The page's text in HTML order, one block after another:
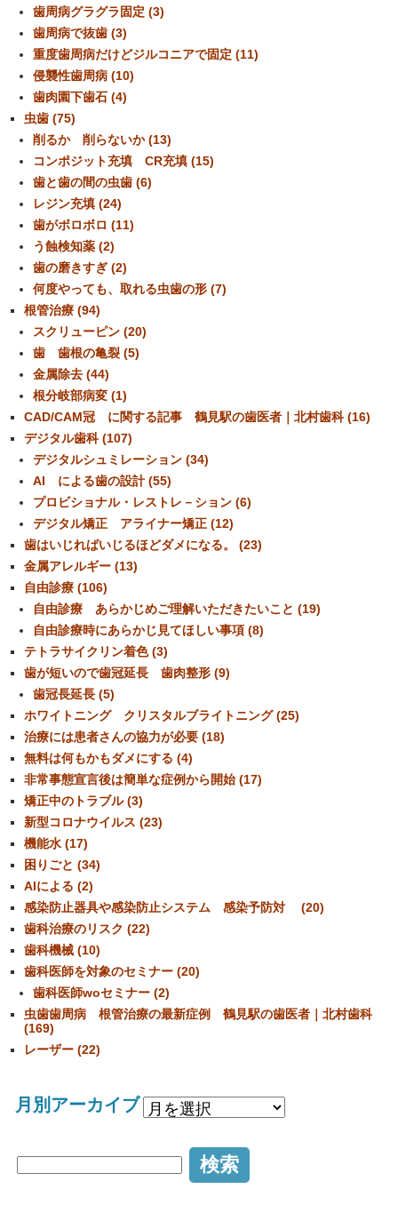
歯周病グラグラ固定 (3)
歯周病で抜歯 (3)
重度歯周病だけどジルコニアで固定 (11)
侵襲性歯周病 (10)
歯肉園下歯石 (4)
虫歯 (75)
削るか 削らないか (13)
コンポジット充填 CR充填 (15)
歯と歯の間の虫歯 (6)
レジン充填 (24)
歯がボロボロ (11)
う蝕検知薬 (2)
歯の磨きすぎ (2)
何度やっても、取れる虫歯の形 (7)
根管治療 (94)
スクリューピン (20)
歯 歯根の亀裂 (5)
金属除去 (44)
根分岐部病変 (1)
CAD/CAM冠 に関する記事 鶴見駅の歯医者｜北村歯科 (16)
デジタル歯科 (107)
デジタルシュミレーション (34)
AI による歯の設計 (55)
プロビショナル・レストレ－ション (6)
デジタル矯正 アライナー矯正 (12)
歯はいじればいじるほどダメになる。 (23)
金属アレルギー (13)
自由診療 (106)
自由診療 あらかじめご理解いただきたいこと (19)
自由診療時にあらかじ見てほしい事項 (8)
テトラサイクリン着色 (3)
歯が短いので歯冠延長 歯肉整形 (9)
歯冠長延長 (5)
ホワイトニング クリスタルブライトニング (25)
治療には患者さんの協力が必要 (18)
無料は何もかもダメにする (4)
非常事態宣言後は簡単な症例から開始 (17)
矯正中のトラブル (3)
新型コロナウイルス (23)
機能水 (17)
困りごと (34)
AIによる (2)
感染防止器具や感染防止システム 感染予防対 (20)
歯科治療のリスク (22)
歯科機械 (10)
歯科医師を対象のセミナー (20)
歯科医師woセミナー (2)
虫歯歯周病 根管治療の最新症例 鶴見駅の歯医者｜北村歯科
(169)
レーザー (22)
月別アーカイブ